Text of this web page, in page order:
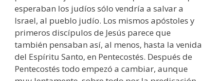
esperaban los judíos sólo vendría a salvar a
Israel, al pueblo judío. Los mismos apóstoles y
primeros discípulos de Jesús parece que
también pensaban así, al menos, hasta la venida
del Espíritu Santo, en Pentecostés. Después de
Pentecostés todo empezó a cambiar, aunque